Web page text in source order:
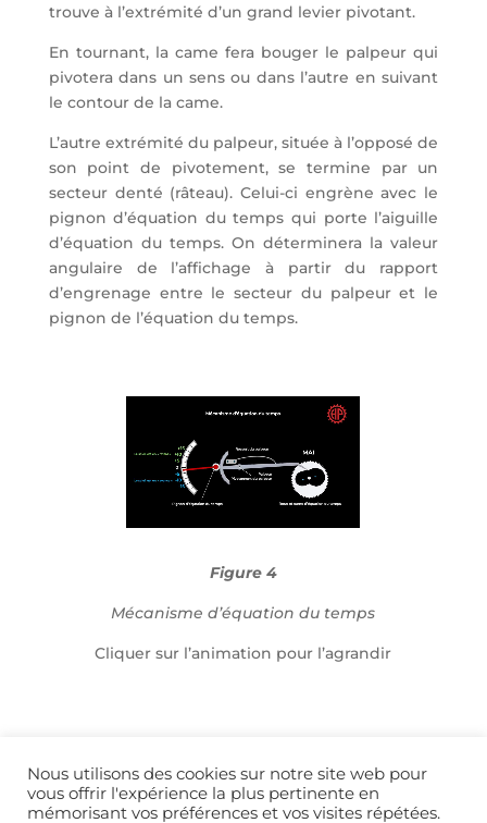
trouve à l’extrémité d’un grand levier pivotant.
En tournant, la came fera bouger le palpeur qui
pivotera dans un sens ou dans l’autre en suivant
le contour de la came.
L’autre extrémité du palpeur, située à l’opposé de
son point de pivotement, se termine par un
secteur denté (râteau). Celui-ci engrène avec le
pignon d’équation du temps qui porte l’aiguille
d’équation du temps. On déterminera la valeur
angulaire de l’affichage à partir du rapport
d’engrenage entre le secteur du palpeur et le
pignon de l’équation du temps.
Figure 4
Mécanisme d’équation du temps
Cliquer sur l’animation pour l’agrandir
Nous utilisons des cookies sur notre site web pour
vous offrir l'expérience la plus pertinente en
mémorisant vos préférences et vos visites répétées.